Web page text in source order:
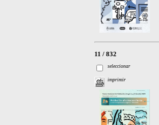
11 / 832
seleccionar
imprimir